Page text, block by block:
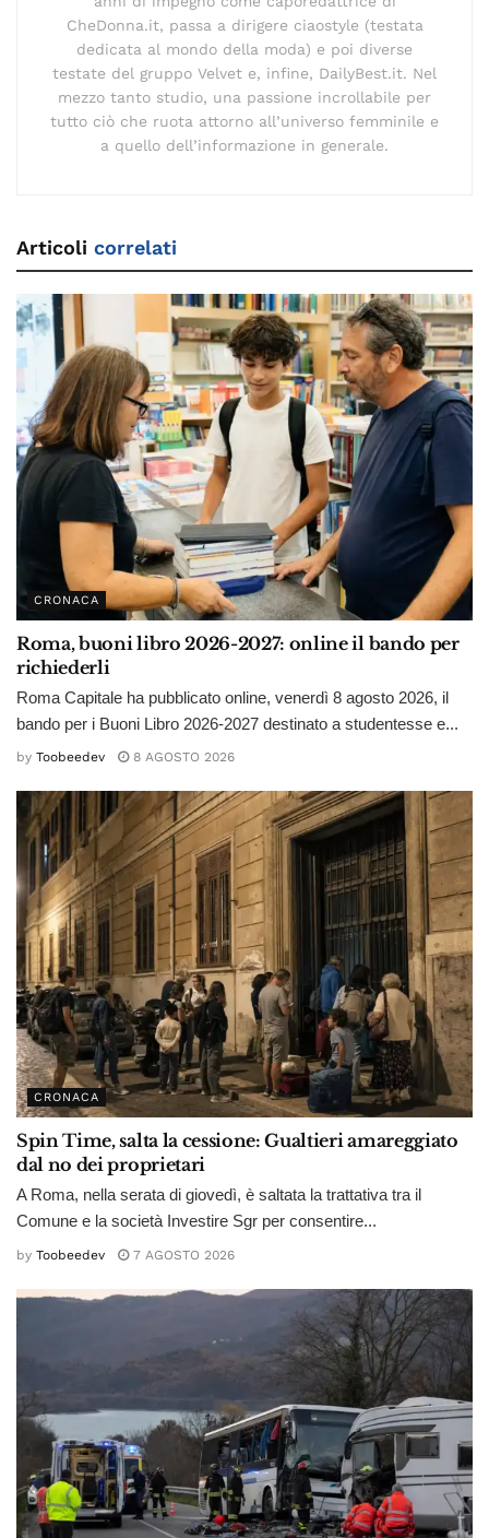
CheDonna.it, passa a dirigere ciaostyle (testata
dedicata al mondo della moda) e poi diverse
testate del gruppo Velvet e, infine, DailyBest.it. Nel
mezzo tanto studio, una passione incrollabile per
tutto ciò che ruota attorno all’universo femminile e
a quello dell’informazione in generale.
Articoli correlati
CRONACA
Roma, buoni libro 2026-2027: online il bando per
richiederli
Roma Capitale ha pubblicato online, venerdì 8 agosto 2026, il
bando per i Buoni Libro 2026-2027 destinato a studentesse e...
by Toobeedev 8 AGOSTO 2026
CRONACA
Spin Time, salta la cessione: Gualtieri amareggiato
dal no dei proprietari
A Roma, nella serata di giovedì, è saltata la trattativa tra il
Comune e la società Investire Sgr per consentire...
by Toobeedev 7 AGOSTO 2026